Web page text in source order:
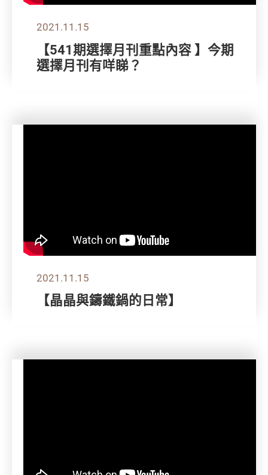
2021.11.15
【541期選擇月刊重點內容 】今期
選擇月刊有咩睇？
2021.11.15
【晶晶與鑄鐵鍋的日常】